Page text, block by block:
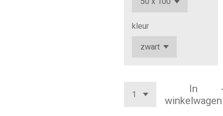
kleur
In
winkelwagen